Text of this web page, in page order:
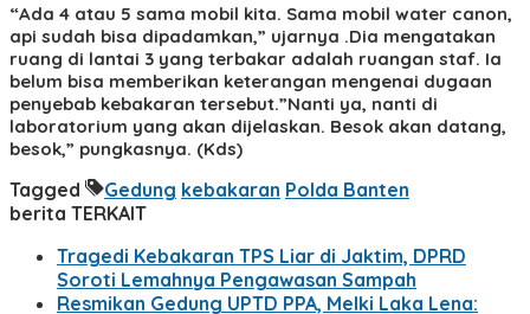
“Ada 4 atau 5 sama mobil kita. Sama mobil water canon,
api sudah bisa dipadamkan,” ujarnya .Dia mengatakan
ruang di lantai 3 yang terbakar adalah ruangan staf. Ia
belum bisa memberikan keterangan mengenai dugaan
penyebab kebakaran tersebut.”Nanti ya, nanti di
laboratorium yang akan dijelaskan. Besok akan datang,
besok,” pungkasnya. (Kds)
Tagged Gedung kebakaran Polda Banten
berita TERKAIT
Tragedi Kebakaran TPS Liar di Jaktim, DPRD
Soroti Lemahnya Pengawasan Sampah
Resmikan Gedung UPTD PPA, Melki Laka Lena: